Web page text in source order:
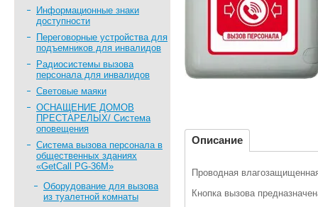
Информационные знаки
доступности
Переговорные устройства для
подъемников для инвалидов
Радиосистемы вызова
персонала для инвалидов
Световые маяки
ОСНАЩЕНИЕ ДОМОВ
ПРЕСТАРЕЛЫХ/ Система
оповещения
Система вызова персонала в
общественных зданиях
«GetCall PG-36M»
Оборудование для вызова
из туалетной комнаты
Описание
Проводная
Кнопка вызова